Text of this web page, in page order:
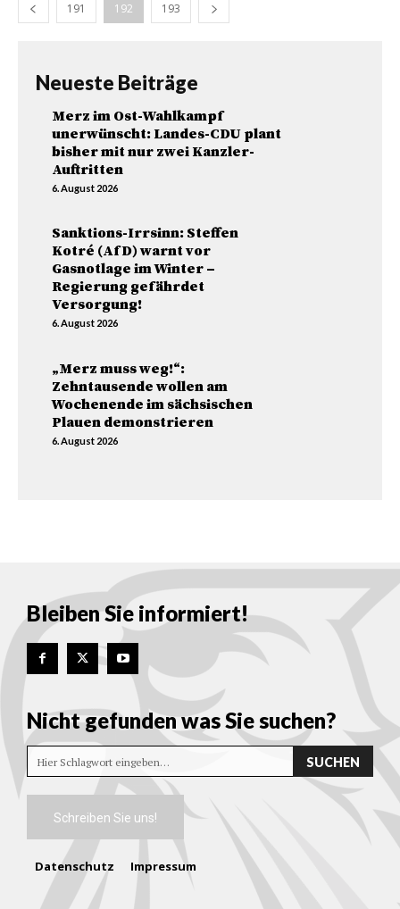
191 192 193
Neueste Beiträge
Merz im Ost-Wahlkampf
unerwünscht: Landes-CDU plant
bisher mit nur zwei Kanzler-
Auftritten
6. August 2026
Sanktions-Irrsinn: Steffen
Kotré (AfD) warnt vor
Gasnotlage im Winter –
Regierung gefährdet
Versorgung!
6. August 2026
„Merz muss weg!“:
Zehntausende wollen am
Wochenende im sächsischen
Plauen demonstrieren
6. August 2026
Bleiben Sie informiert!
Nicht gefunden was Sie suchen?
Hier Schlagwort eingeben… SUCHEN
Schreiben Sie uns!
Datenschutz Impressum